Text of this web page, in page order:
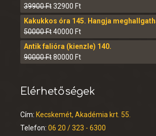
39900Ft32900 Ft
Kakukkos óra 145. Hangja
50000Ft40000 Ft
Antik falióra (kienzle) 140.
90000Ft80000 Ft
Elérhetőségek
Cím: Kecskemét, Akadémia krt. 55.
Telefon: 06 20 / 323 - 6300